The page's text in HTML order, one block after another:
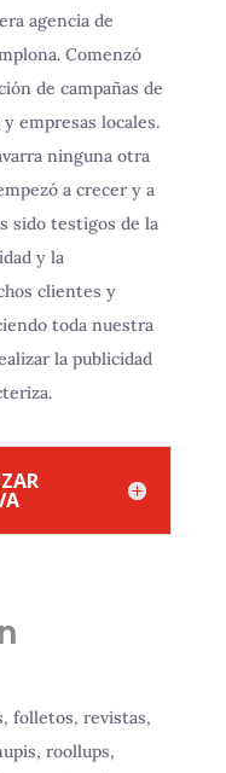
agencia de
Comenzó
de campañas de
empresas locales.
ninguna otra
a crecer y a
sido testigos de la
y la
clientes y
toda nuestra
la publicidad
folletos, revistas,
roollups,